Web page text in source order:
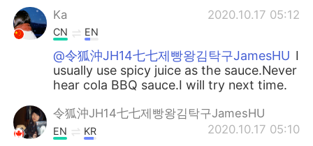
Indonesia
Türkçe Tiếng Việt
Português
Ka
2020.10.17 05:12
CN EN
@令狐沖JH14七七제빵왕김탁구JamesHU I
usually use spicy juice as the sauce.Never
hear cola BBQ sauce.I will try next time.
令狐沖JH14七七제빵왕김탁구JamesHU
2020.10.17 05:10
EN KR